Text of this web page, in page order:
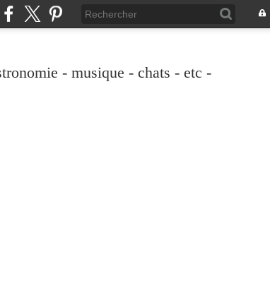
- musique - chats - etc -